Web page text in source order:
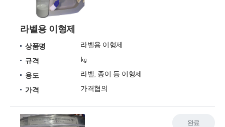
라벨용 이형제
상품명
라벨용 이형제
규격
㎏
용도
라벨, 종이 등 이형제
가격
가격협의
완료